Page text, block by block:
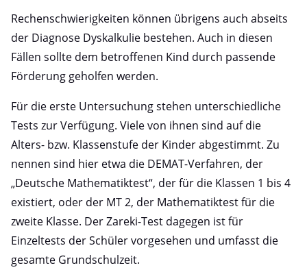
Rechenschwierigkeiten können übrigens auch abseits
der Diagnose Dyskalkulie bestehen. Auch in diesen
Fällen sollte dem betroffenen Kind durch passende
Förderung geholfen werden.
Für die erste Untersuchung stehen unterschiedliche
Tests zur Verfügung. Viele von ihnen sind auf die
Alters- bzw. Klassenstufe der Kinder abgestimmt. Zu
nennen sind hier etwa die DEMAT-Verfahren, der
„Deutsche Mathematiktest“, der für die Klassen 1 bis 4
existiert, oder der MT 2, der Mathematiktest für die
zweite Klasse. Der Zareki-Test dagegen ist für
Einzeltests der Schüler vorgesehen und umfasst die
gesamte Grundschulzeit.